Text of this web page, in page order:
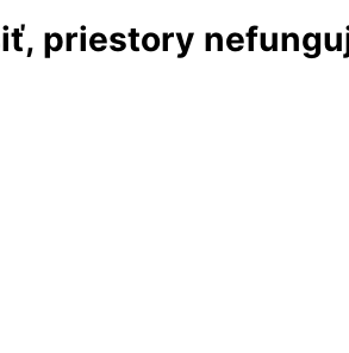
priestory